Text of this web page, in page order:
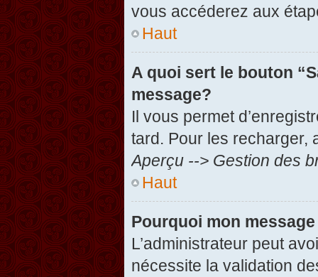
vous accéderez aux
Haut
A quoi sert le bouton
message?
Il vous permet
tard. Pour les recharger,
Aperçu --> Gestion des
Haut
Pourquoi mon
L’administrateur peut
nécessite la validation